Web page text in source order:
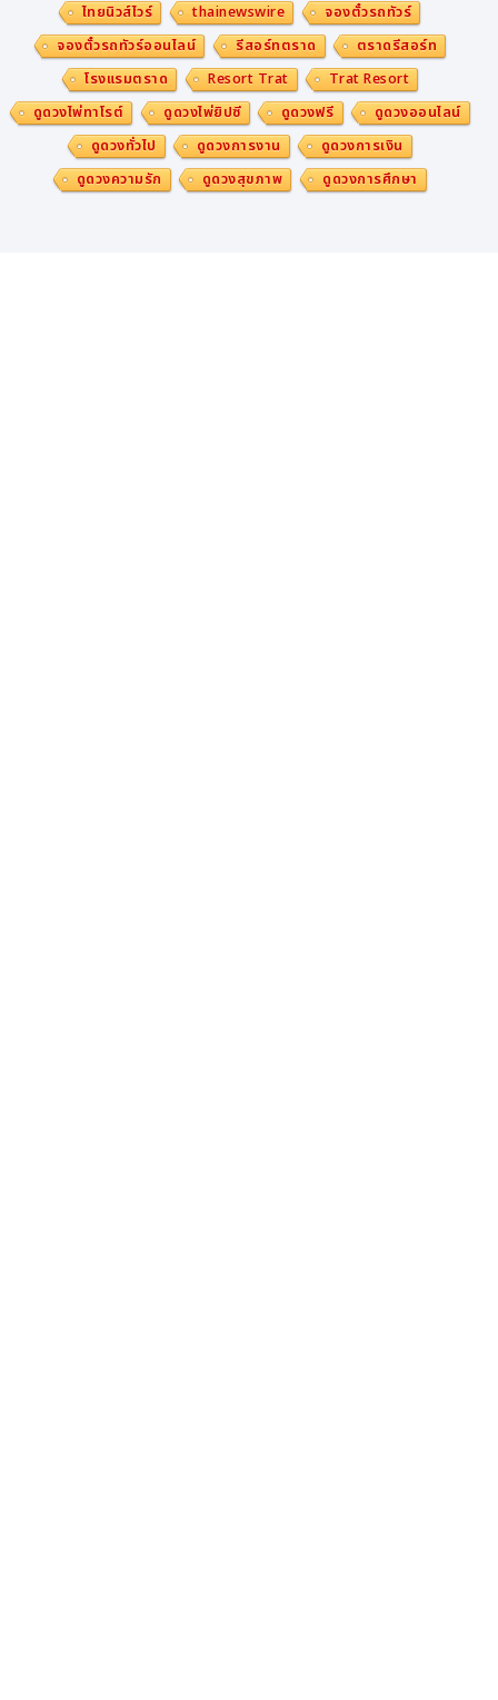
เหลือเพียงวันเดียวเท่านั้น
นอกจากนี้ AI กำลังเปลี่ยนแปลงห่วงโซ่คุณค่าการชำระเงินใน
เชิงลึก ทำให้การชำระเงินชาญฉลาดขึ้น เร็วขึ้น และมีประสิทธิ
ภาพมากขึ้น ปัจจุบัน ยูเนี่ยนเพย์เดินหน้าส่งเสริมระบบนิเวศ
AI ผ่านการสร้างสรรค์นวัตกรรมร่วมกับสถาบันวิจัย พันธมิต
ไทยนิวส์ไวร์ thainewswire
จองตั๋วรถทัวร์
จองตั๋วรถทัวร์ออนไลน์
รีสอร์ทตราด
ตราดรีสอร์ท
โรงแรมตราด
Resort Trat
Trat Resort
ดูดวงไพ่ทาโรต์
ดูดวงไพ่ยิปซี ดูดวงฟรี
ดูดวงออนไลน์
ดูดวงทั่วไป
ดูดวงการงาน
ดูดวงการเงิน
ดูดวงความรัก
ดูดวงสุขภาพ ดูดวงการศึกษา